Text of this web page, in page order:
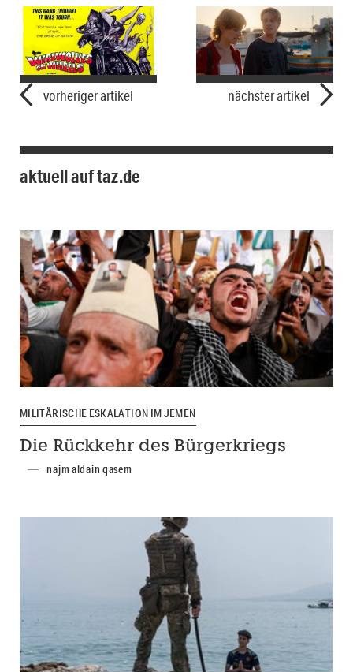
vorheriger artikel nächster artikel
aktuell auf taz.de
MILITÄRISCHE ESKALATION IM JEMEN
Die Rückkehr des Bürgerkriegs
najm aldain qasem